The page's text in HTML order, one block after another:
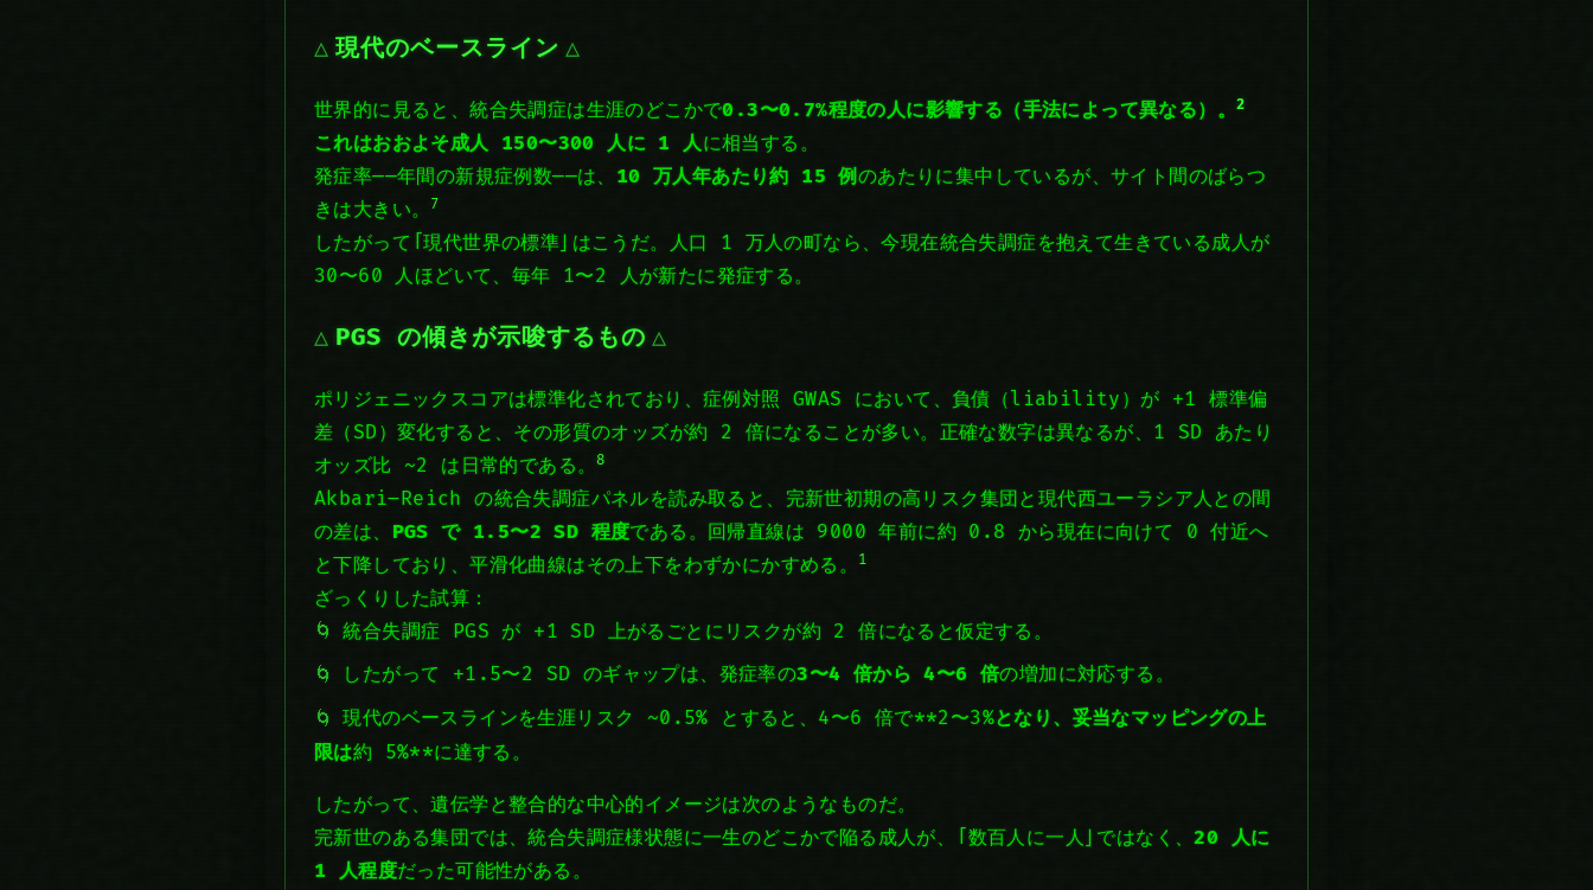
現代のベースライン
世界的に見ると、統合失調症は生涯のどこかで0.3〜0.7%程度の人に影響する（手法によって異なる）。2
これはおおよそ成人 150〜300 人に 1 人に相当する。
発症率——年間の新規症例数——は、 10 万人年あたり約 15 例 のあたりに集中しているが、サイト間のばらつ
きは大きい。
7
したがって「現代世界の標準」はこうだ。人口 1 万人の町なら、今現在統合失調症を抱えて生きている成人が
30〜60 人ほどいて、毎年 1〜2 人が新たに発症する。
PGS の傾きが示唆するもの
ポリジェニックスコアは標準化されており、症例対照 GWAS において、負債（liability）が +1 標準偏
差（SD）変化すると、その形質のオッズが約 2 倍になることが多い。正確な数字は異なるが、1 SD あたり
オッズ比 ~2 は日常的である。8
Akbari–Reich の統合失調症パネルを読み取ると、完新世初期の高リスク集団と現代西ユーラシア人との間
の差は、 PGS で 1.5〜2 SD 程度である。回帰直線は 9000 年前に約 0.8 から現在に向けて 0 付近へ
と下降しており、平滑化曲線はその上下をわずかにかすめる。
1
ざっくりした試算：
統合失調症 PGS が +1 SD 上がるごとにリスクが約 2 倍になると仮定する。
したがって +1.5〜2 SD のギャップは、発症率の3〜4 倍から 4〜6 倍の増加に対応する。
現代のベースラインを生涯リスク ~0.5% とすると、4〜6 倍で**2〜3%となり、妥当なマッピングの上
限は約 5%**に達する。
したがって、遺伝学と整合的な中心的イメージは次のようなものだ。
完新世のある集団では、統合失調症様状態に一生のどこかで陥る成人が、「数百人に一人」ではなく、20 人に
1 人程度だった可能性がある。